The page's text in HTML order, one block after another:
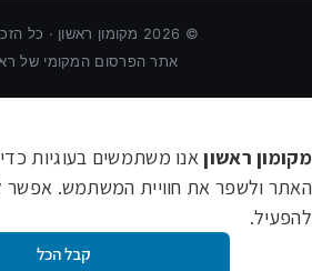
©
2026 מקומון ראשון · כל
אתר הפרסום המקומי של
מקומון ראשוןאנו משתמשים בעוגיות
האתר ולשפר את חוויית המשתמש. אפשר
להפעיל.
קבל הכל